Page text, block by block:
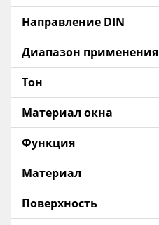
Направление DIN
Диапазон применения
Тон
Материал окна
Функция
Материал
Поверхность